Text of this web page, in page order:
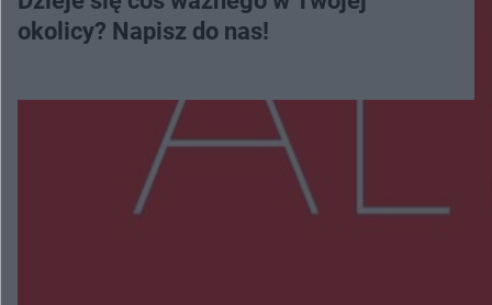
okolicy? Napisz do nas!
Więcej